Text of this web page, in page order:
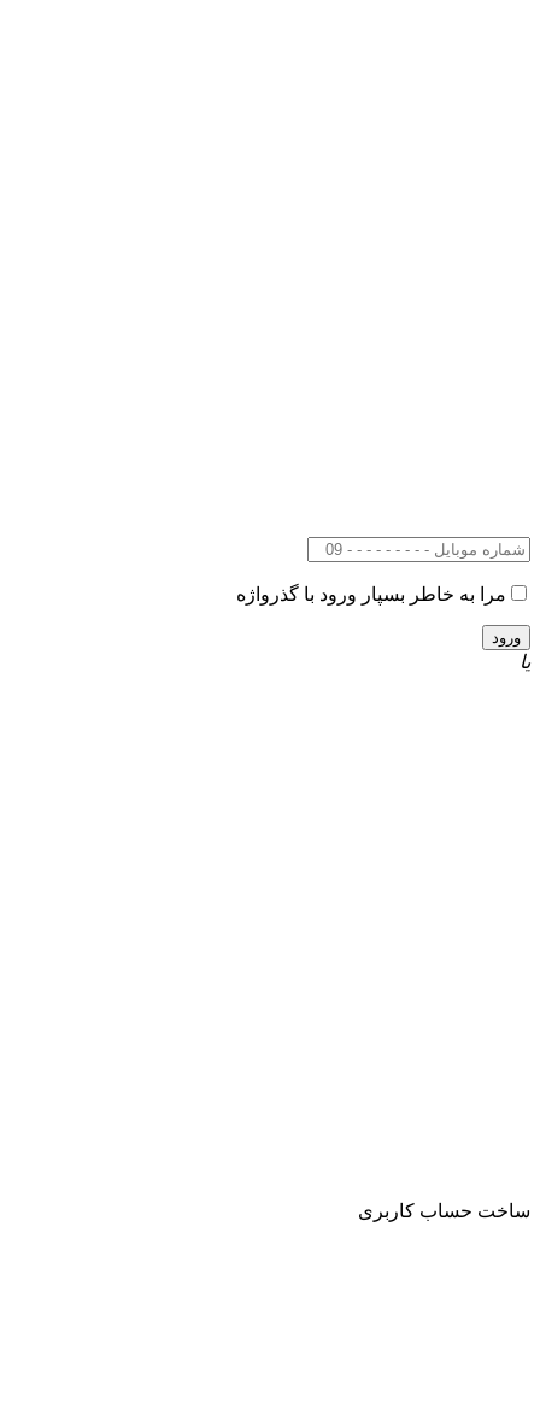
مرا به خاطر بسپار ورود با گذرواژه
یا
ساخت حساب کاربری